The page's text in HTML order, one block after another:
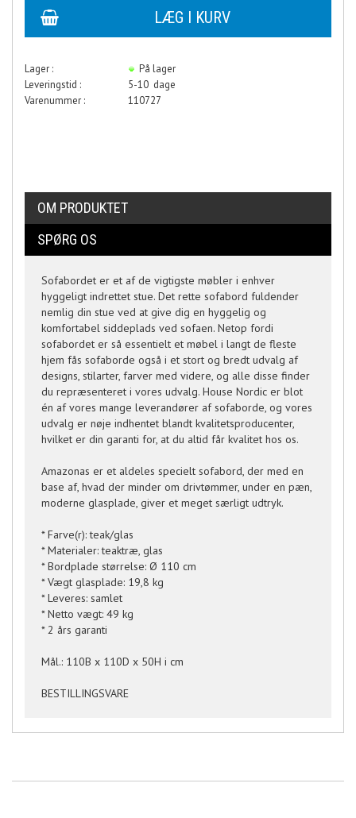
Lager :
På lager
Leveringstid :
5-10 dage
Varenummer :
110727
OM PRODUKTET
SPØRG OS
Sofabordet er et af de vigtigste møbler i enhver
hyggeligt indrettet stue. Det rette sofabord fuldender
nemlig din stue ved at give dig en hyggelig og
komfortabel siddeplads ved sofaen. Netop fordi
sofabordet er så essentielt et møbel i langt de fleste
hjem fås sofaborde også i et stort og bredt udvalg af
designs, stilarter, farver med videre, og alle disse finder
du repræsenteret i vores udvalg. House Nordic er blot
én af vores mange leverandører af sofaborde, og vores
udvalg er nøje indhentet blandt kvalitetsproducenter,
hvilket er din garanti for, at du altid får kvalitet hos os.
Amazonas er et aldeles specielt sofabord, der med en
base af, hvad der minder om drivtømmer, under en pæn,
moderne glasplade, giver et meget særligt udtryk.
* Farve(r): teak/glas
* Materialer: teaktræ, glas
* Bordplade størrelse: Ø 110 cm
* Vægt glasplade: 19,8 kg
* Leveres: samlet
* Netto vægt: 49 kg
* 2 års garanti
Mål.: 110B x 110D x 50H i cm
BESTILLINGSVARE